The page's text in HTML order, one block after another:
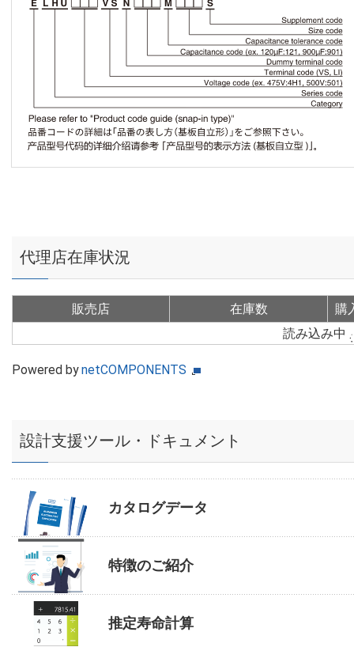
代理店在庫状況
販売店 在庫数
購
読み込み中
Powered bynetCOMPONENTS
設計支援ツール・ドキュメント
カタログデータ
特徴のご紹介
推定寿命計算